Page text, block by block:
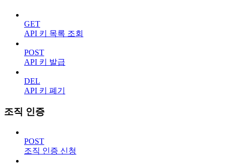
GET
API 키 목록 조회
POST
API 키 발급
DEL
API 키 폐기
조직 인증
POST
조직 인증 신청